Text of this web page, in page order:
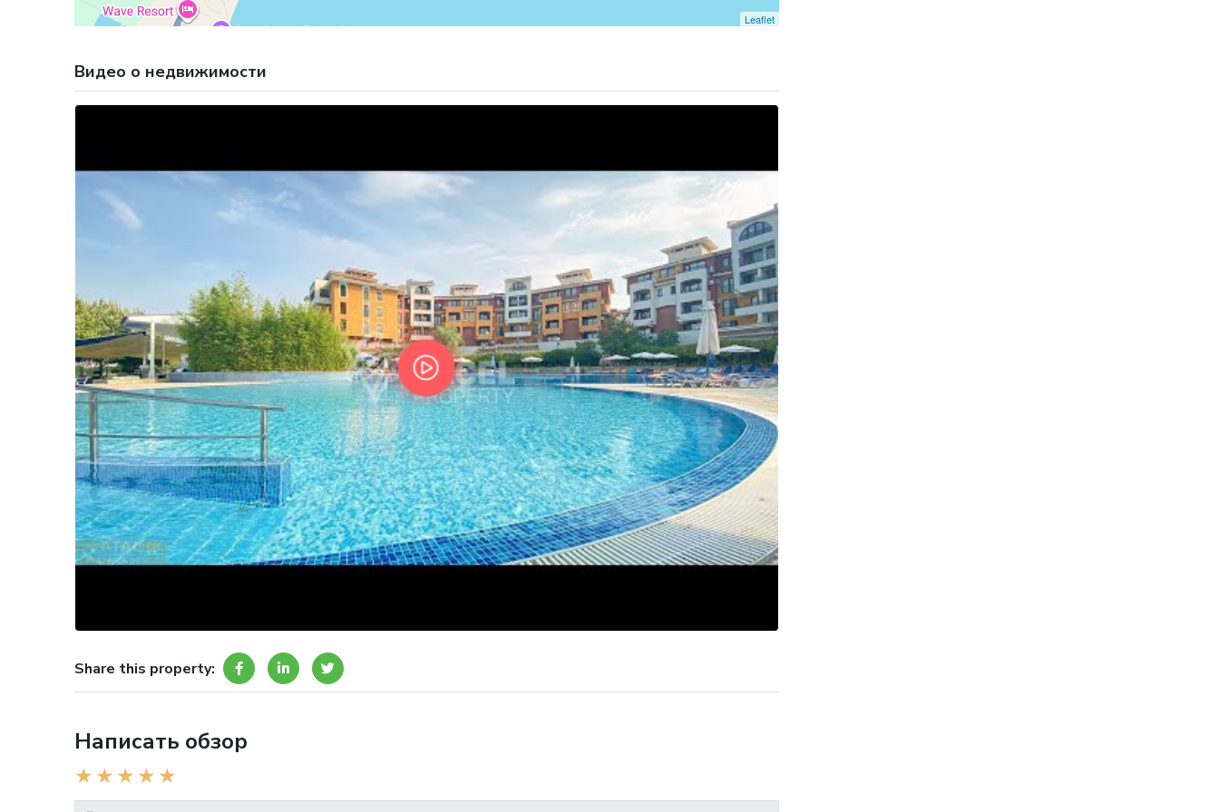
Leaflet
Видео о недвижимости
Share this property:
Написать обзор